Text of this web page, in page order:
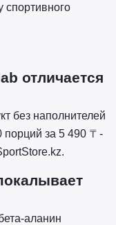
спортивного
отличается
без наполнителей
порций за 5 490 ₸ -
аланин